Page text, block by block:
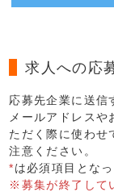
求人への応
応募先企業に送信
メールアドレス
ただく際に使わせ
注意ください。
*は必須項目とな
※募集が終了して